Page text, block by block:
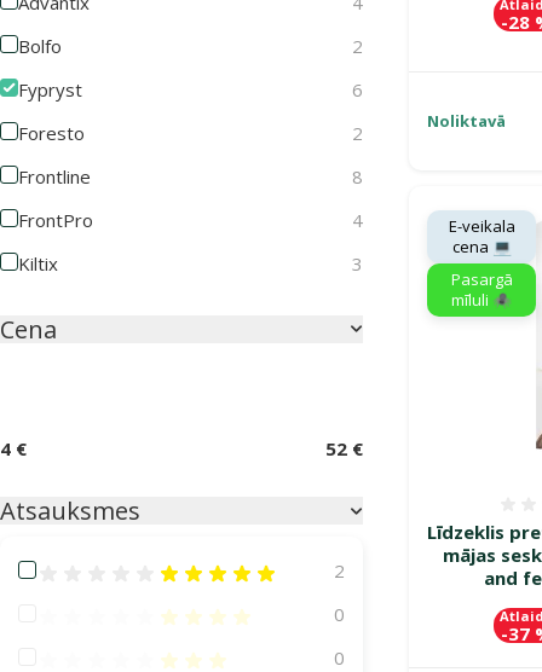
Bolfo
2
Fypryst
6
Foresto
2
Frontline
8
FrontPro
4
Kiltix
3
Cena
4 € 52 €
Atsauksmes
Atsauksmes 100%
2
Atsauksmes 80%
0
Atsauksmes 60%
0
-28
Noliktavā
Līdzeklis
mājas
and
-37
E-veikala
cena 💻
Pasargā
mīluli 🕷️